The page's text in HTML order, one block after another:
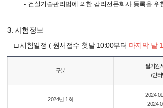
- 건설기술관리법에 의한 감리전문회사 등록을
3. 시험정보
□ 시험일정 ( 원서접수 첫날 10:00부터 마지막 날
구분
필기원
(인
2024년 1회